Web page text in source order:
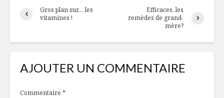
Gros plan sur… les
vitamines !
Efficaces, les
remèdes de grand-
mère?
AJOUTER UN COMMENTAIRE
Commentaire *